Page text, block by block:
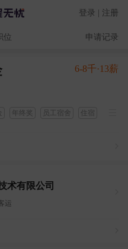
登录 | 注册
位 申请记录
6-8千·13薪
年终奖 员工宿舍
住宿
术有限公司
运